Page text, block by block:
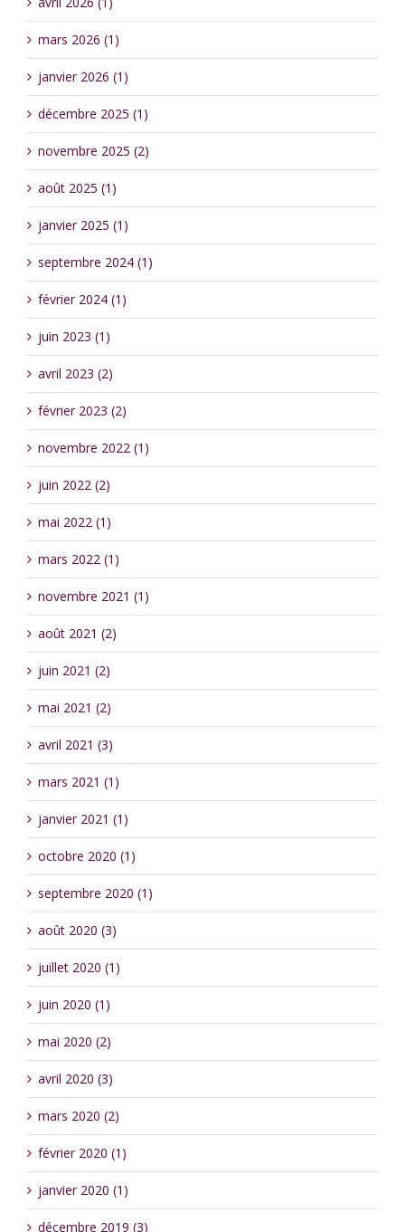
mars 2026 (1)
janvier 2026 (1)
décembre 2025 (1)
novembre 2025 (2)
août 2025 (1)
janvier 2025 (1)
septembre 2024 (1)
février 2024 (1)
juin 2023 (1)
avril 2023 (2)
février 2023 (2)
novembre 2022 (1)
juin 2022 (2)
mai 2022 (1)
mars 2022 (1)
novembre 2021 (1)
août 2021 (2)
juin 2021 (2)
mai 2021 (2)
avril 2021 (3)
mars 2021 (1)
janvier 2021 (1)
octobre 2020 (1)
septembre 2020 (1)
août 2020 (3)
juillet 2020 (1)
juin 2020 (1)
mai 2020 (2)
avril 2020 (3)
mars 2020 (2)
février 2020 (1)
janvier 2020 (1)
décembre 2019 (3)